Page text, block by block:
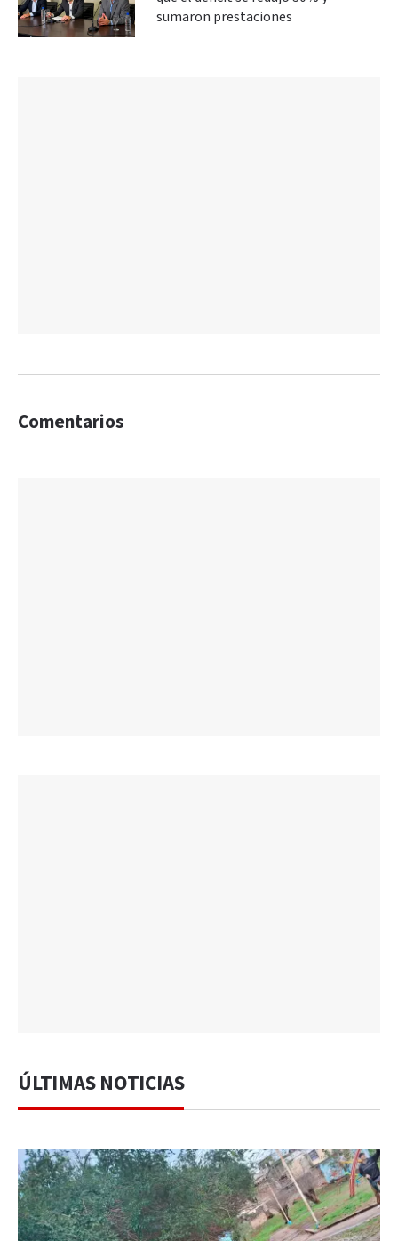
sumaron prestaciones
Comentarios
ÚLTIMAS NOTICIAS